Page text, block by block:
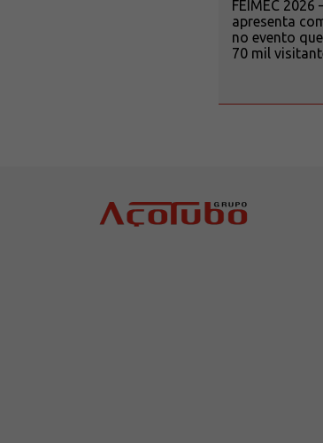
FEIMEC 2026
apresenta
no evento
70 mil